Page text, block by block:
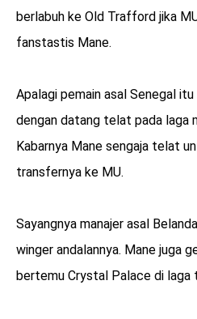
menarik
berlabuh ke Old Trafford jika
fanstastis Mane.
Apalagi pemain asal Senegal
dengan datang telat pada laga
Kabarnya Mane sengaja telat
transfernya ke MU.
Sayangnya manajer asal
winger andalannya. Mane juga
bertemu Crystal Palace di laga